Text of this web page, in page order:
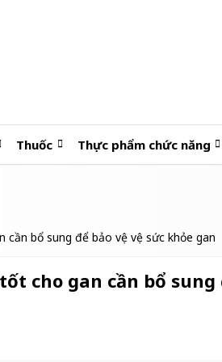
Thuốc Thực phẩm chức năng
cần bổ sung để bảo vệ vệ sức khỏe gan
cho gan cần bổ